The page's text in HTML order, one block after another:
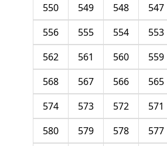
547
548
549
550
553
554
555
556
559
560
561
562
565
566
567
568
571
572
573
574
577
578
579
580